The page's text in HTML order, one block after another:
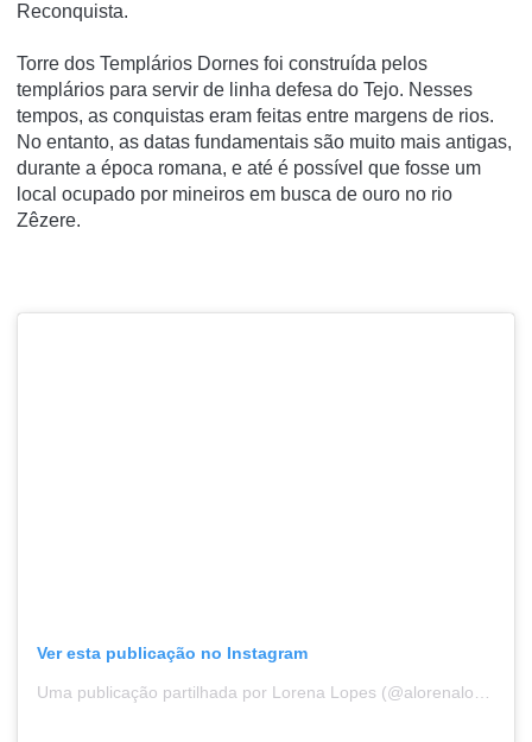
Reconquista.
Torre dos Templários Dornes foi construída pelos
templários para servir de linha defesa do Tejo. Nesses
tempos, as conquistas eram feitas entre margens de rios.
No entanto, as datas fundamentais são muito mais antigas,
durante a época romana, e até é possível que fosse um
local ocupado por mineiros em busca de ouro no rio
Zêzere.
Ver esta publicação no Instagram